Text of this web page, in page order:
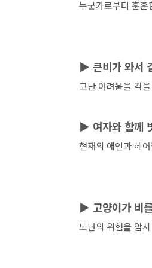
누군가로부터 훈
▶ 큰비가 와서
고난 어려움을 격
▶ 여자와 함께
현재의 애인과 헤
▶ 고양이가 비
도난의 위험을 암